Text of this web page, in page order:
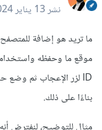
نشر13 يناير 2024
ما تريد هو إضافة
موقع ما وحفظه
بناءًا على ذلك.